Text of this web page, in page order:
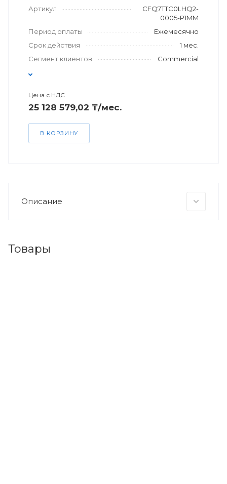
Артикул
CFQ7TTC0LHQ2-
0005-P1MM
Период оплаты
Ежемесячно
Срок действия
1 мес.
Сегмент клиентов
Commercial
Цена с НДС
25 128 579,02 ₸/мес.
В КОРЗИНУ
Описание
Товары